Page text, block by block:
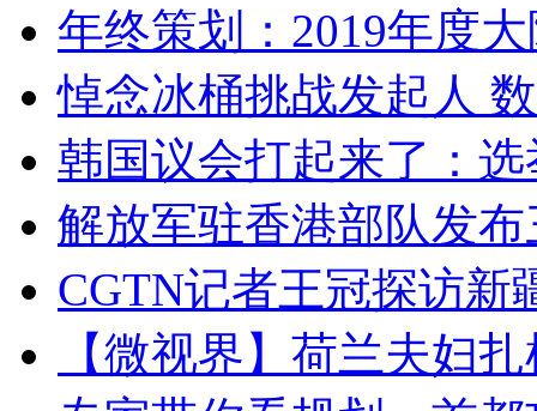
年终策划：2019年度
悼念冰桶挑战发起人
韩国议会打起来了：
解放军驻香港部队发
CGTN记者王冠探访新
【微视界】荷兰夫妇